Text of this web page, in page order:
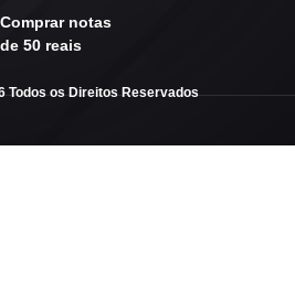
Comprar notas
de 50 reais
Todos os Direitos Reservados